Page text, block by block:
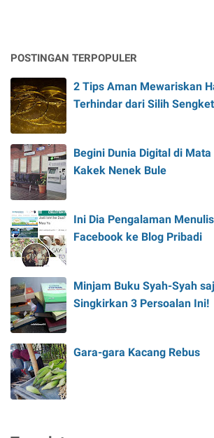
POSTINGAN TERPOPULER
2 Tips Aman Mewariskan
Terhindar dari Silih
Begini Dunia Digital di
Kakek Nenek Bule
Ini Dia Pengalaman
Facebook ke Blog Pribadi
Minjam Buku Syah-Syah
Singkirkan 3 Persoalan Ini!
Gara-gara Kacang Rebus